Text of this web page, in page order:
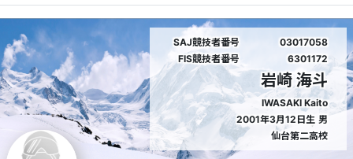
SAJ競技者番号
03017058
FIS競技者番号
6301172
岩崎 海斗
IWASAKI Kaito
2001年3月12日生 男
仙台第二高校